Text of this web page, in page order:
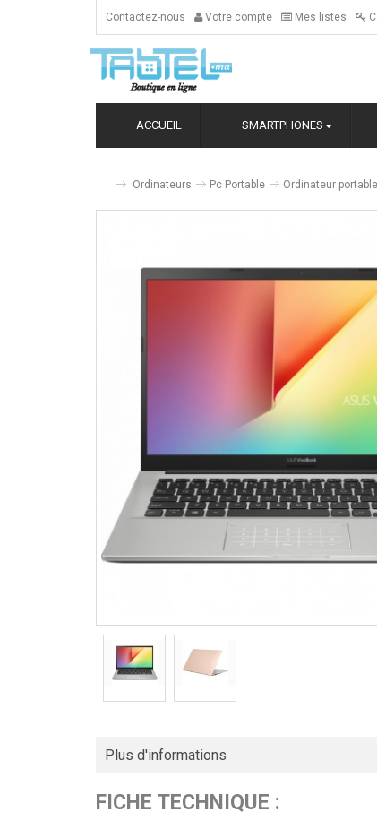
Contactez-nous Votre compte Mes listes
ACCUEIL SMARTPHONES
Ordinateurs Pc Portable Ordinateur
Plus d'informations
FICHE TECHNIQUE :